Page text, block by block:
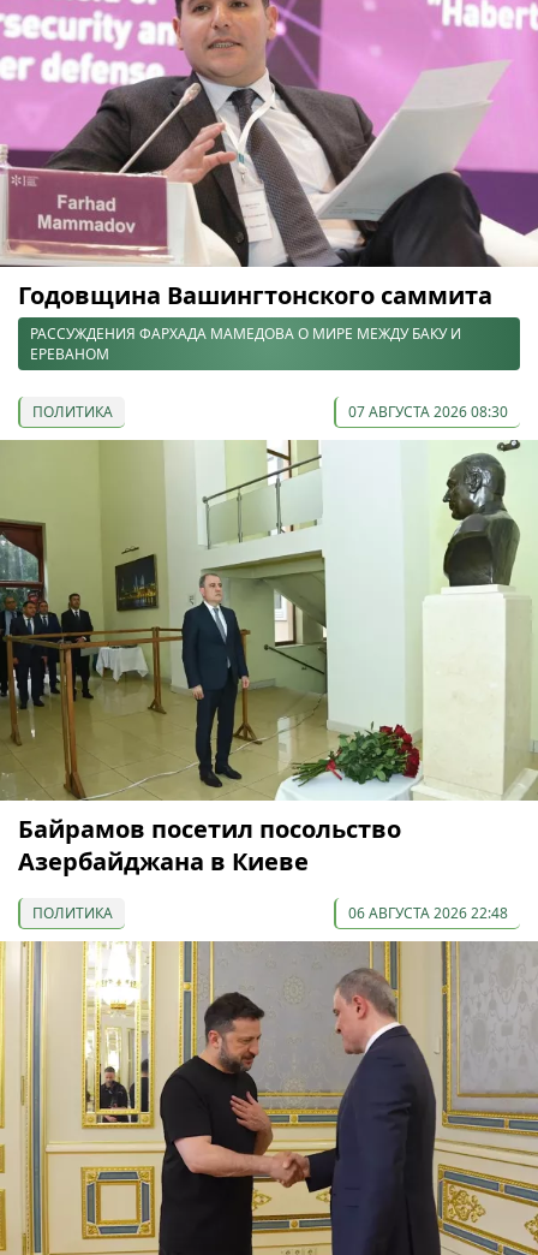
Годовщина Вашингтонского саммита
РАССУЖДЕНИЯ ФАРХАДА МАМЕДОВА О МИРЕ МЕЖДУ БАКУ И
ЕРЕВАНОМ
ПОЛИТИКА 07 АВГУСТА 2026 08:30
Байрамов посетил посольство
Азербайджана в Киеве
ПОЛИТИКА 06 АВГУСТА 2026 22:48